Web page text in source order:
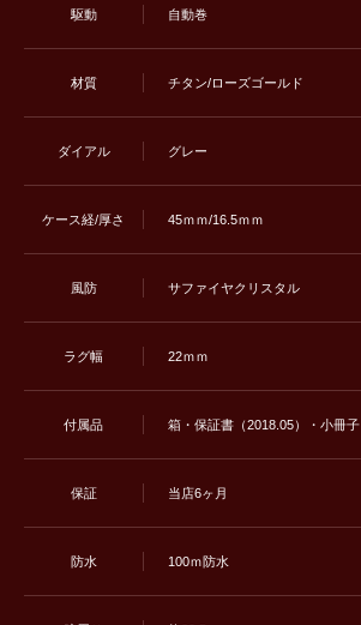
駆動 自動巻
材質 チタン/ローズゴールド
ダイアル グレー
ケース経/厚さ 45ｍｍ/16.5ｍｍ
風防 サファイヤクリスタル
ラグ幅 22ｍｍ
付属品 箱・保証書（2018.05）・小冊子
保証 当店6ヶ月
防水 100ｍ防水